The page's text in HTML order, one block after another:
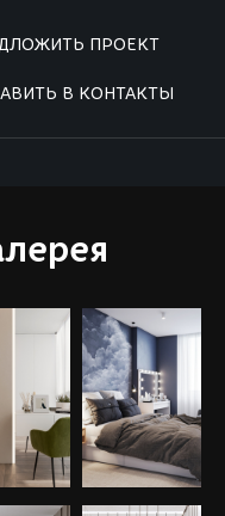
ПРОЕКТ
В КОНТАКТЫ